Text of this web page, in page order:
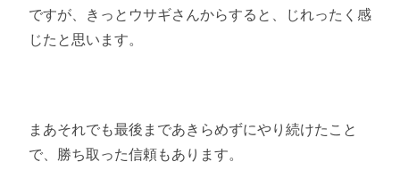
ですが、きっとウサギさんからすると、じれったく感
じたと思います。
まあそれでも最後まであきらめずにやり続けたこと
で、勝ち取った信頼もあります。